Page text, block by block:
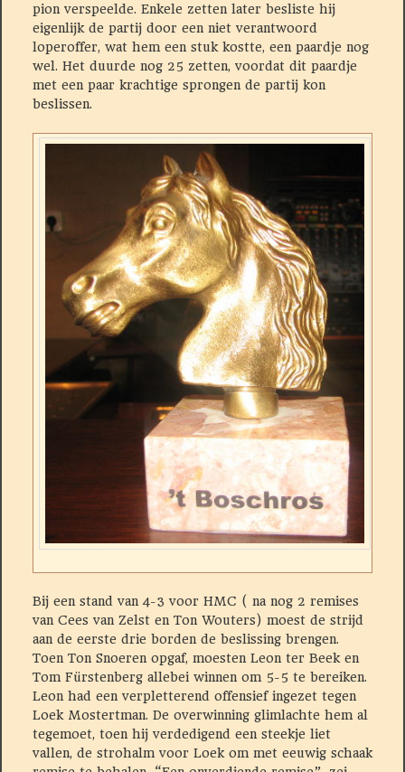
pion verspeelde. Enkele zetten later besliste hij
eigenlijk de partij door een niet verantwoord
loperoffer, wat hem een stuk kostte, een paardje nog
wel. Het duurde nog 25 zetten, voordat dit paardje
met een paar krachtige sprongen de partij kon
beslissen.
Bij een stand van 4-3 voor HMC ( na nog 2 remises
van Cees van Zelst en Ton Wouters) moest de strijd
aan de eerste drie borden de beslissing brengen.
Toen Ton Snoeren opgaf, moesten Leon ter Beek en
Tom Fürstenberg allebei winnen om 5-5 te bereiken.
Leon had een verpletterend offensief ingezet tegen
Loek Mostertman. De overwinning glimlachte hem al
tegemoet, toen hij verdedigend een steekje liet
vallen, de strohalm voor Loek om met eeuwig schaak